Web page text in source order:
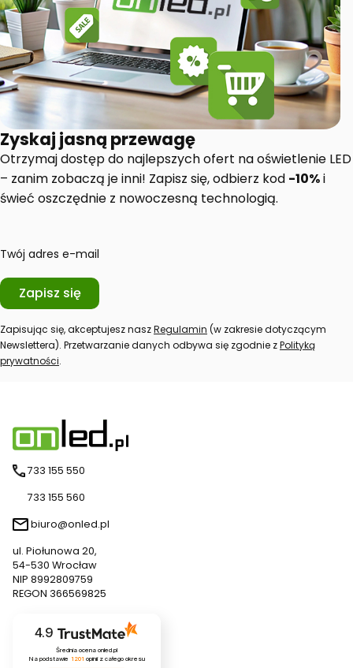
Zyskaj jasną przewagę
Otrzymaj dostęp do najlepszych ofert na oświetlenie LED
– zanim zobaczą je inni! Zapisz się, odbierz kod -10%i
świeć oszczędnie z nowoczesną technologią.
Twój adres e-mail
Zapisz się
Zapisując się, akceptujesz naszRegulamin (w zakresie dotyczącym
Newslettera). Przetwarzanie danych odbywa się zgodnie zPolityką
prywatności.
733 155 550
733 155 560
biuro@onled.pl
ul. Piołunowa 20,
54-530 Wrocław
NIP 8992809759
REGON 366569825
4.9
Średnia ocena onled.pl
Na podstawie 1201 opinii z całego okresu